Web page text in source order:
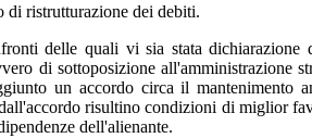
di ristrutturazione dei debiti.
delle quali vi sia stata
di sottoposizione all'amministrazione
un accordo circa il
risultino condizioni di miglior
dell'alienante.